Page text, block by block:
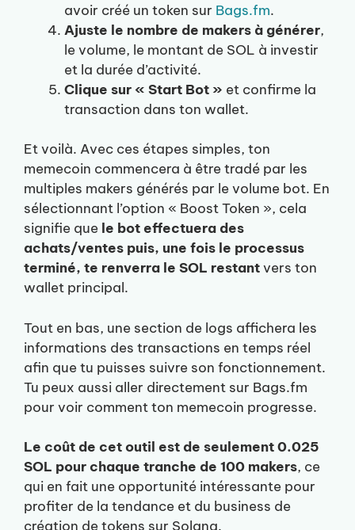
avoir créé un token sur Bags.fm.
Ajuste le nombre de makers à générer,
le volume, le montant de SOL à investir
et la durée d’activité.
Clique sur « Start Bot » et confirme la
transaction dans ton wallet.
Et voilà. Avec ces étapes simples, ton
memecoin commencera à être tradé par les
multiples makers générés par le volume bot. En
sélectionnant l’option « Boost Token », cela
signifie que le bot effectuera des
achats/ventes puis, une fois le processus
terminé, te renverra le SOL restantvers ton
wallet principal.
Tout en bas, une section de logs affichera les
informations des transactions en temps réel
afin que tu puisses suivre son fonctionnement.
Tu peux aussi aller directement sur Bags.fm
pour voir comment ton memecoin progresse.
Le coût de cet outil est de seulement 0.025
SOL pour chaque tranche de 100 makers, ce
qui en fait une opportunité intéressante pour
profiter de la tendance et du business de
création de tokens sur Solana.